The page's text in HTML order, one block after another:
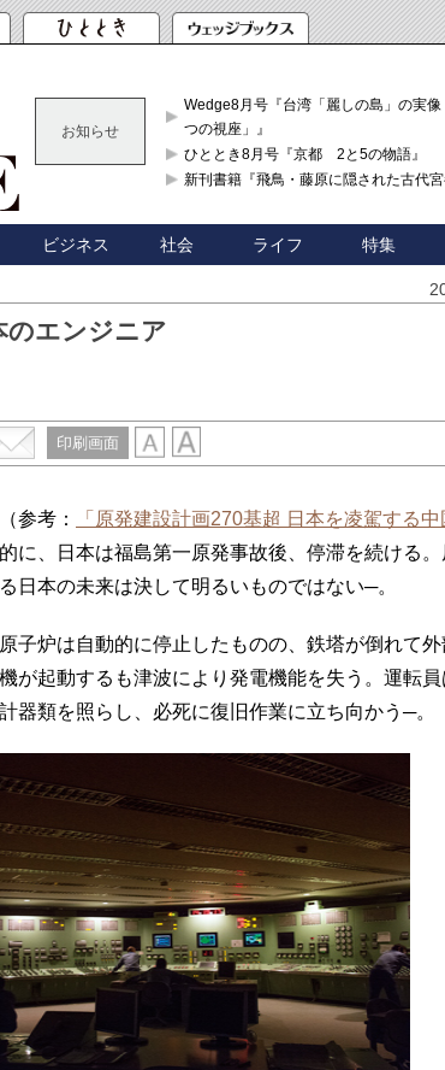
お知らせ
Wedge8月号『台湾「麗しの島」の実
つの視座」』
ひととき8月号『京都 2と5の物語』
新刊書籍『飛鳥・藤原に隠された古代宮
ビジネス 社会 ライフ 特集
のエンジニア
印刷画面
参考：
「原発建設計画270基超 日本を凌駕する
に、日本は福島第一原発事故後、停滞を続ける
日本の未来は決して明るいものではない─。
子炉は自動的に停止したものの、鉄塔が倒れて外
が起動するも津波により発電機能を失う。運転員
器類を照らし、必死に復旧作業に立ち向かう─。